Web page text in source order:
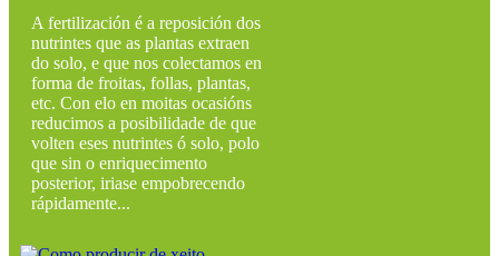
A fertilización é a reposición dos
nutrintes que as plantas extraen
do solo, e que nos colectamos en
forma de froitas, follas, plantas,
etc. Con elo en moitas ocasións
reducimos a posibilidade de que
volten eses nutrintes ó solo, polo
que sin o enriquecimento
posterior, iriase empobrecendo
rápidamente...